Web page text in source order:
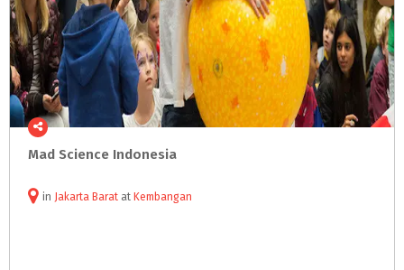
Mad Science Indonesia
in Jakarta Barat at Kembangan